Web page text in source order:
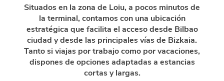
Situados en la zona de Loiu, a pocos minutos de
la terminal, contamos con una ubicación
estratégica que facilita el acceso desde Bilbao
ciudad y desde las principales vías de Bizkaia.
Tanto si viajas por trabajo como por vacaciones,
dispones de opciones adaptadas a estancias
cortas y largas.